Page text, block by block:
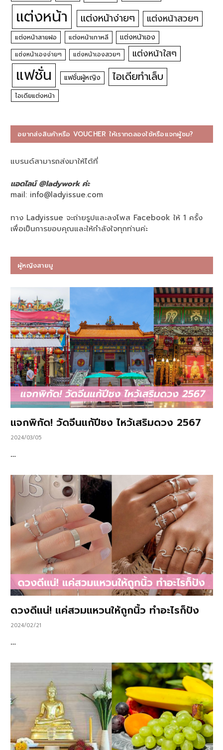
แต่งหน้า แต่งหน้าง่ายๆ แต่งหน้าสวยๆ
แต่งหน้าสายฝอ แต่งหน้าเกาหลี แต่งหน้าเอง
แต่งหน้าเองง่ายๆ แต่งหน้าเองสวยๆ แต่งหน้าใสๆ
แฟชั่น แฟชั่นผู้หญิง ไอเดียทำเล็บ
ไอเดียแต่งหน้า
อยากส่งสินค้าหรือ VOUCHER ให้เราทดลองใช้หรือแจกผู้ชม?
แบรนด์สามารถส่งมาให้ได้ที่
แอดไลน์ @ladywork ค่ะ
mail: info@ladyissue.com
ทาง Ladyissue จะถ่ายรูปและลงโพส Facebook ให้ 1 ครั้ง
เพื่อเป็นการขอบคุณและให้กำลังใจทุกท่านค่ะ
ผู้หญิงสายมู
แจกพิกัด! วัดจีนแก้ปีชง ไหว้เสริมดวง 2567
2024/03/05
…
ดวงดีแน่! แค่สวมแหวนให้ถูกนิ้ว ทำอะไรก็ปัง
2024/02/21
…